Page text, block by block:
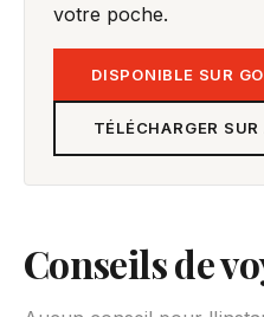
votre poche.
DISPONIBLE SUR
TÉLÉCHARGER
Conseils de